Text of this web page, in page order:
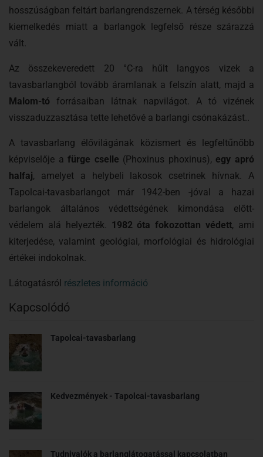
hosszúságban feltárt barlangrendszernek. A térség későbbi
kiemelkedés miatt a barlangok legfelső része szárazzá
vált.
Az összekeveredett 20 °C-ra hűlt langyos vizek a
tavasbarlangból tovább áramlanak a felszín alatt, majd a
Malom-tó forrásaiban látnak napvilágot. A tó vizének
visszaduzzasztása tette lehetővé a barlangi csónakázást..
A tavasbarlang élővilágának közismert és legfeltűnőbb
képviselője afürge cselle (Phoxinus phoxinus), egy apró
halfaj, amelyet a helybeli lakosok csetrinek hívnak. A
Tapolcai-tavasbarlangot már 1942-ben -jóval a hazai
barlangok általános védettségének kimondása előtt-
védelem alá helyezték. 1982 óta fokozottan védett, ami
kiterjedése, valamint geológiai, morfológiai és hidrológiai
értékei indokolnak.
Látogatásról részletes információ
Kapcsolódó
Tapolcai-tavasbarlang
Kedvezmények - Tapolcai-tavasbarlang
Tudnivalók a barlanglátogatással kapcsolatban